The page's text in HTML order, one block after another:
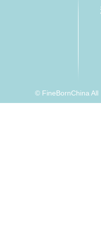
© FineBornChina